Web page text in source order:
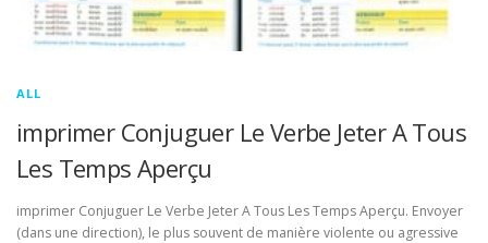
ALL
imprimer Conjuguer Le Verbe Jeter A Tous
Les Temps Aperçu
imprimer Conjuguer Le Verbe Jeter A Tous Les Temps Aperçu. Envoyer
(dans une direction), le plus souvent de manière violente ou agressive